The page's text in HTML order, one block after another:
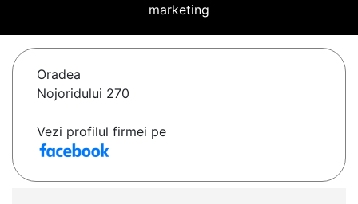
marketing
Oradea
Nojoridului 270
Vezi profilul firmei pe